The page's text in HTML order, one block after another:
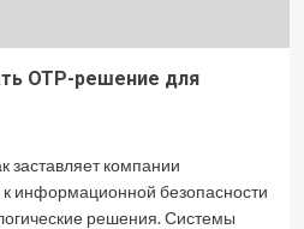
OTP-решение для
заставляет компании
информационной безопасности
решения. Системы